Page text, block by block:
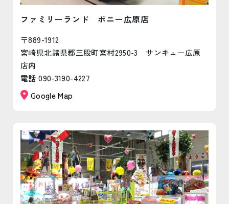
ファミリーランド ポニー広原店
〒889-1912
宮崎県北諸県郡三股町宮村2950-3 サンキュー広原
店内
電話 090-3190-4227
Google Map